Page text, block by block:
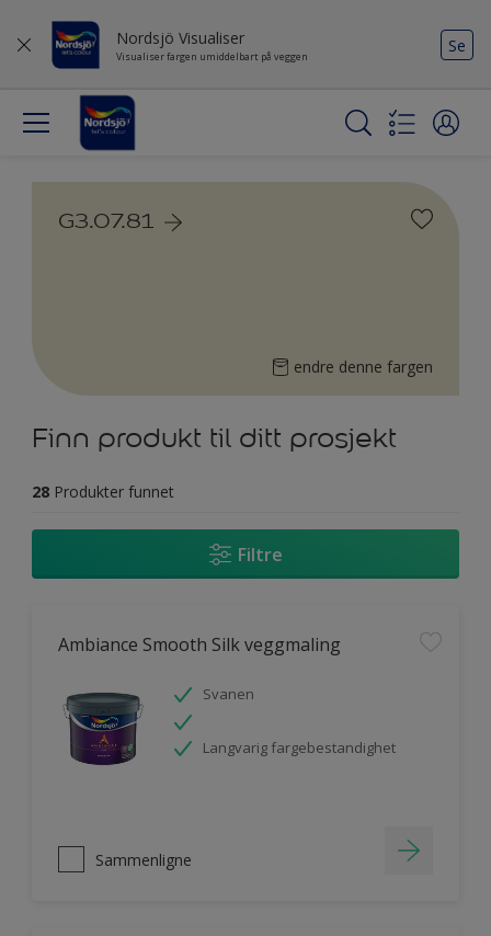
Nordsjö Visualiser
Visualiser fargen umiddelbart på veggen
Se
G3.07.81
endre denne fargen
Finn produkt til ditt prosjekt
28 Produkter funnet
Filtre
Ambiance Smooth Silk veggmaling
Svanen
Langvarig fargebestandighet
Sammenligne